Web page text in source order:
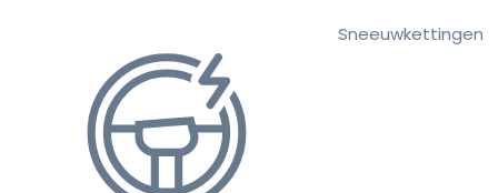
Sneeuwkettingen